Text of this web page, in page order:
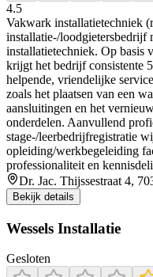
4.5
Vakwark installatietechniek
installatie-/loodgietersbedrijf
installatietechniek. Op basis
krijgt het bedrijf consistente
helpende, vriendelijke
zoals het plaatsen van een
aansluitingen en het
onderdelen. Aanvullend
stage-/leerbedrijfregistratie
opleiding/werkbegeleiding
professionaliteit en
Dr. Jac. Thijssestraat 4,
Bekijk details
Wessels Installatie
Gesloten